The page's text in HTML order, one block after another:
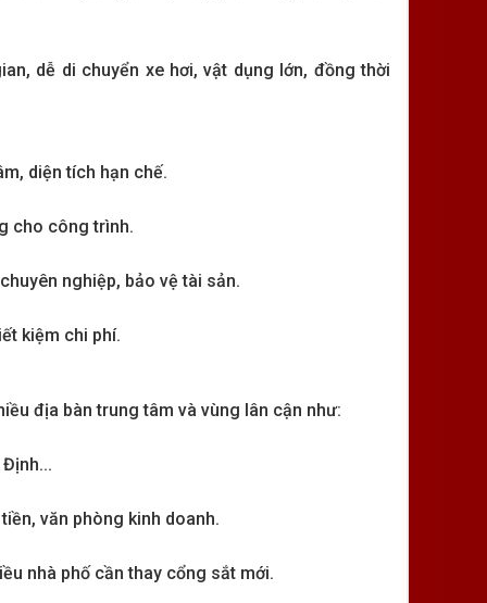
dễ di chuyển xe hơi, vật dụng lớn, đồng thời
diện tích hạn chế.
cho công trình.
nghiệp, bảo vệ tài sản.
kiệm chi phí.
địa bàn trung tâm và vùng lân cận như:
văn phòng kinh doanh.
nhà phố cần thay cổng sắt mới.